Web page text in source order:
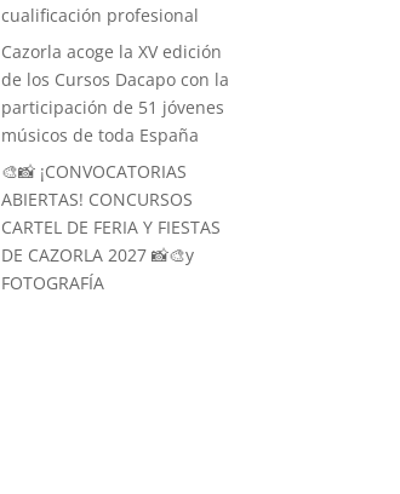
cualificación profesional
Cazorla acoge la XV edición
de los Cursos Dacapo con la
participación de 51 jóvenes
músicos de toda España
🎨📸 ¡CONVOCATORIAS
ABIERTAS! CONCURSOS
CARTEL DE FERIA Y FIESTAS
DE CAZORLA 2027 📸🎨y
FOTOGRAFÍA